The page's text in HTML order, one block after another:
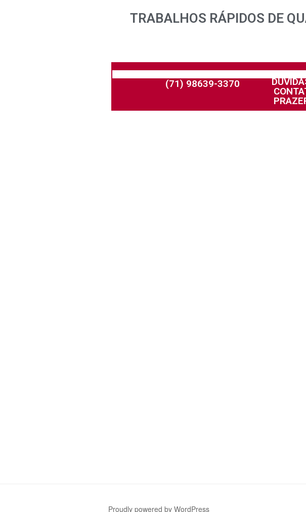
TRABALHOS RÁPIDOS DE
(71) 98639-3370
Proudly powered by WordPress